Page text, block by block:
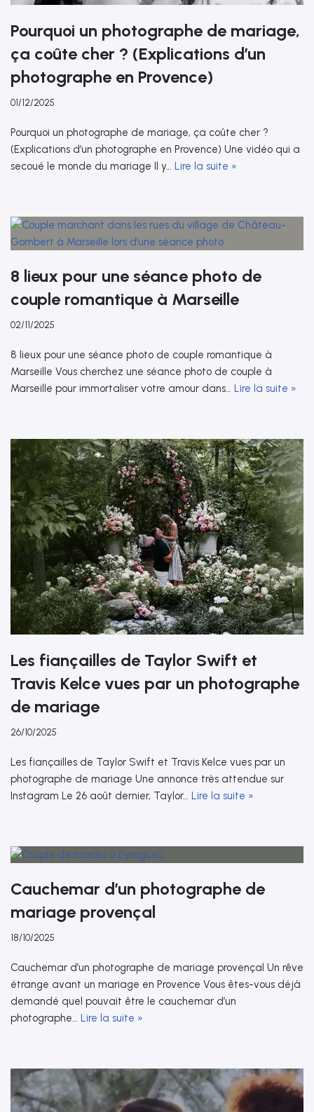
Pourquoi un photographe de mariage,
ça coûte cher ? (Explications d’un
photographe en Provence)
01/12/2025
Pourquoi un photographe de mariage, ça coûte cher ?
(Explications d’un photographe en Provence) Une vidéo qui a
secoué le monde du mariage Il y… Lire la suite »
8 lieux pour une séance photo de
couple romantique à Marseille
02/11/2025
8 lieux pour une séance photo de couple romantique à
Marseille Vous cherchez une séance photo de couple à
Marseille pour immortaliser votre amour dans… Lire la suite »
Les fiançailles de Taylor Swift et
Travis Kelce vues par un photographe
de mariage
26/10/2025
Les fiançailles de Taylor Swift et Travis Kelce vues par un
photographe de mariage Une annonce très attendue sur
Instagram Le 26 août dernier, Taylor… Lire la suite »
Cauchemar d’un photographe de
mariage provençal
18/10/2025
Cauchemar d’un photographe de mariage provençal Un rêve
étrange avant un mariage en Provence Vous êtes-vous déjà
demandé quel pouvait être le cauchemar d’un
photographe… Lire la suite »